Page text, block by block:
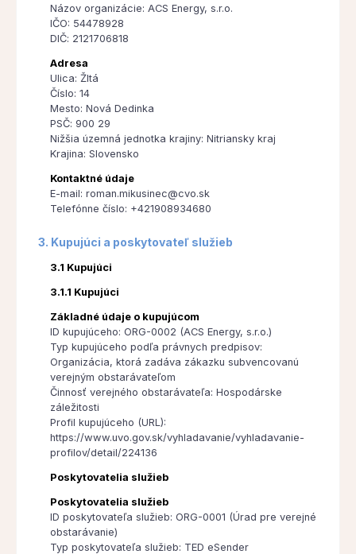
Názov organizácie: ACS Energy, s.r.o.
IČO: 54478928
DIČ: 2121706818
Adresa
Ulica: Žltá
Číslo: 14
Mesto: Nová Dedinka
PSČ: 900 29
Nižšia územná jednotka krajiny: Nitriansky kraj
Krajina: Slovensko
Kontaktné údaje
E-mail: roman.mikusinec@cvo.sk
Telefónne číslo: +421908934680
3. Kupujúci a poskytovateľ služieb
3.1 Kupujúci
3.1.1 Kupujúci
Základné údaje o kupujúcom
ID kupujúceho: ORG-0002 (ACS Energy, s.r.o.)
Typ kupujúceho podľa právnych predpisov:
Organizácia, ktorá zadáva zákazku subvencovanú
verejným obstarávateľom
Činnosť verejného obstarávateľa: Hospodárske
záležitosti
Profil kupujúceho (URL):
https://www.uvo.gov.sk/vyhladavanie/vyhladavanie-
profilov/detail/224136
Poskytovatelia služieb
Poskytovatelia služieb
ID poskytovateľa služieb: ORG-0001 (Úrad pre verejné
obstarávanie)
Typ poskytovateľa služieb: TED eSender